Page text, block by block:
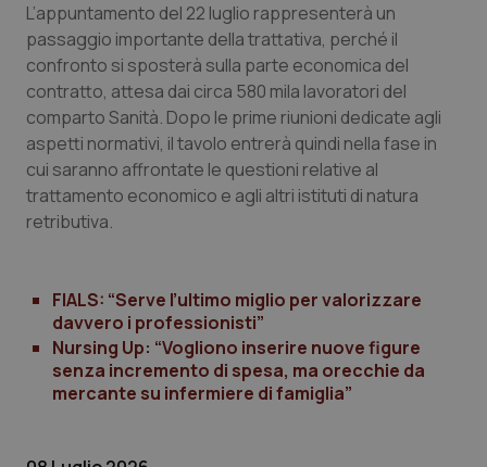
Piemonte
Provincia Autonoma di Bolzano
Provincia Autonoma di Trento
Puglia
Sicilia
Toscana
HIV
Infezioni & Febbre
Ipertensione & Scompenso
Malattie rare
Neuroscienze & patologie neurodegenerative
Obesità
L’appuntamento del 22 luglio rappresenterà un
passaggio importante della trattativa, perché il
confronto si sposterà sulla parte economica del
contratto, attesa dai circa 580 mila lavoratori del
comparto Sanità. Dopo le prime riunioni dedicate agli
aspetti normativi, il tavolo entrerà quindi nella fase in
cui saranno affrontate le questioni relative al
trattamento economico e agli altri istituti di natura
retributiva.
FIALS: “Serve l’ultimo miglio per valorizzare
davvero i professionisti”
Nursing Up: “Vogliono inserire nuove figure
senza incremento di spesa, ma orecchie da
mercante su infermiere di famiglia”